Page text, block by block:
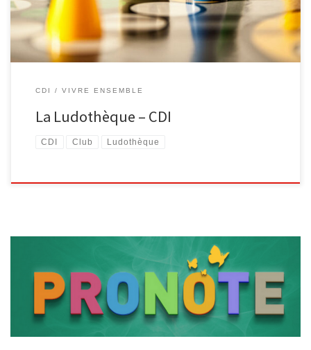
CDI VIVRE ENSEMBLE
La Ludothèque – CDI
CDI Club Ludothèque